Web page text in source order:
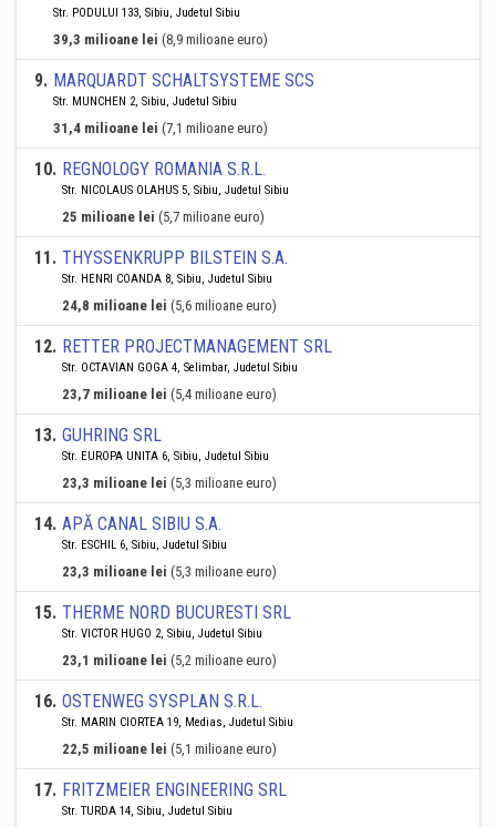
Str. PODULUI 133, Sibiu, Judetul Sibiu
39,3 milioane lei (8,9 milioane euro)
9. MARQUARDT SCHALTSYSTEME SCS
Str. MUNCHEN 2, Sibiu, Judetul Sibiu
31,4 milioane lei (7,1 milioane euro)
10. REGNOLOGY ROMANIA S.R.L.
Str. NICOLAUS OLAHUS 5, Sibiu, Judetul Sibiu
25 milioane lei (5,7 milioane euro)
11. THYSSENKRUPP BILSTEIN S.A.
Str. HENRI COANDA 8, Sibiu, Judetul Sibiu
24,8 milioane lei (5,6 milioane euro)
12. RETTER PROJECTMANAGEMENT SRL
Str. OCTAVIAN GOGA 4, Selimbar, Judetul Sibiu
23,7 milioane lei (5,4 milioane euro)
13. GUHRING SRL
Str. EUROPA UNITA 6, Sibiu, Judetul Sibiu
23,3 milioane lei (5,3 milioane euro)
14. APĂ CANAL SIBIU S.A.
Str. ESCHIL 6, Sibiu, Judetul Sibiu
23,3 milioane lei (5,3 milioane euro)
15. THERME NORD BUCURESTI SRL
Str. VICTOR HUGO 2, Sibiu, Judetul Sibiu
23,1 milioane lei (5,2 milioane euro)
16. OSTENWEG SYSPLAN S.R.L.
Str. MARIN CIORTEA 19, Medias, Judetul Sibiu
22,5 milioane lei (5,1 milioane euro)
17. FRITZMEIER ENGINEERING SRL
Str. TURDA 14, Sibiu, Judetul Sibiu